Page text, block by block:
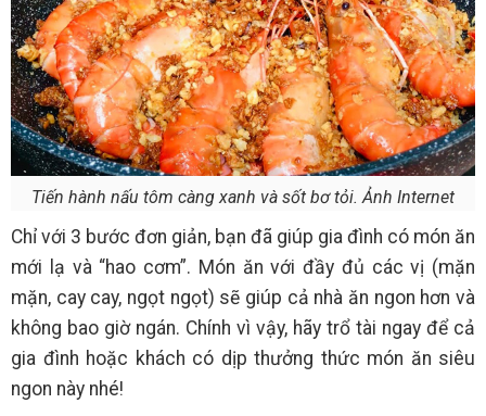
Tiến hành nấu tôm càng xanh và sốt bơ tỏi. Ảnh Internet
Chỉ với 3 bước đơn giản, bạn đã giúp gia đình có món ăn
mới lạ và “hao cơm”. Món ăn với đầy đủ các vị (mặn
mặn, cay cay, ngọt ngọt) sẽ giúp cả nhà ăn ngon hơn và
không bao giờ ngán. Chính vì vậy, hãy trổ tài ngay để cả
gia đình hoặc khách có dịp thưởng thức món ăn siêu
ngon này nhé!